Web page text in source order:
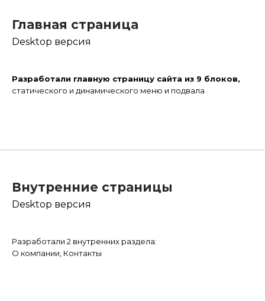
Главная страница
Desktop версия
Разработали главную страницу сайта из 9 блоков,
статического и динамического меню и подвала
Внутренние страницы
Desktop версия
Разработали 2 внутренних раздела:
О компании, Контакты